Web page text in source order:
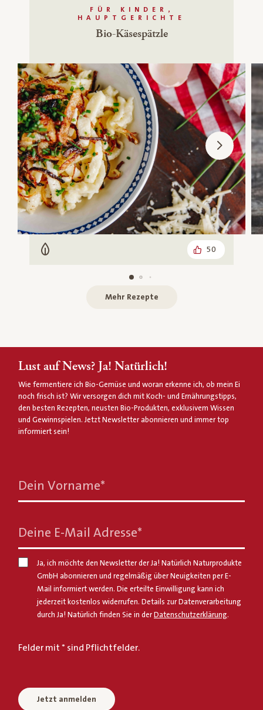
FÜR KINDER,
HAUPTGERICHTE
Bio-Käsespätzle
Vegetarisch 50
Mehr Rezepte
Lust auf News? Ja! Natürlich!
Wie fermentiere ich Bio-Gemüse und woran erkenne ich, ob mein Ei
noch frisch ist? Wir versorgen dich mit Koch- und Ernährungstipps,
den besten Rezepten, neusten Bio-Produkten, exklusivem Wissen
und Gewinnspielen. Jetzt Newsletter abonnieren und immer top
informiert sein!
Dein Vorname*
Deine E-Mail Adresse*
Ja, ich möchte den Newsletter der Ja! Natürlich Naturprodukte
GmbH abonnieren und regelmäßig über Neuigkeiten per E-
Mail informiert werden. Die erteilte Einwilligung kann ich
jederzeit kostenlos widerrufen. Details zur Datenverarbeitung
durch Ja! Natürlich finden Sie in derDatenschutzerklärung.
Felder mit * sind Pflichtfelder.
Jetzt anmelden